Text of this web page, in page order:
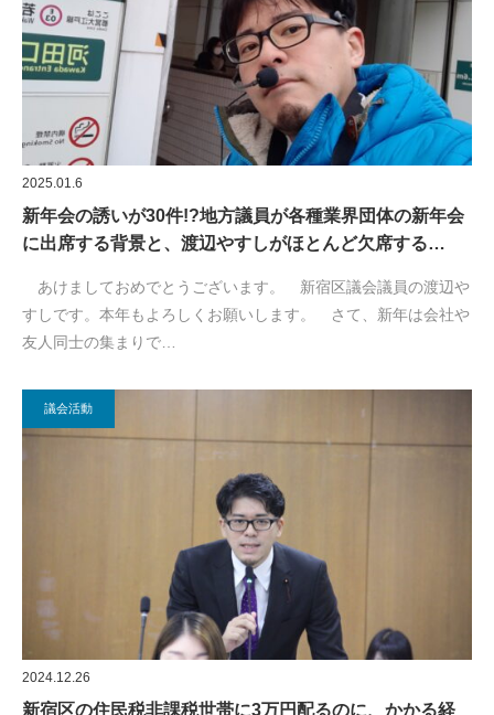
2025.01.6
新年会の誘いが30件!?地方議員が各種業界団体の新年会
に出席する背景と、渡辺やすしがほとんど欠席する…
あけましておめでとうございます。 新宿区議会議員の渡辺や
すしです。本年もよろしくお願いします。 さて、新年は会社や
友人同士の集まりで…
議会活動
2024.12.26
新宿区の住民税非課税世帯に3万円配るのに、かかる経